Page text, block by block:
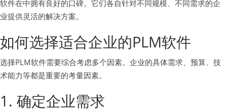
软件在中拥有良好的口碑。它们各自针对不同规模、不同需求的企
业提供灵活的解决方案。
如何选择适合企业的PLM软件
选择PLM软件需要综合考虑多个因素。企业的具体需求、预算、技
术能力等都是重要的考量因素。
1. 确定企业需求